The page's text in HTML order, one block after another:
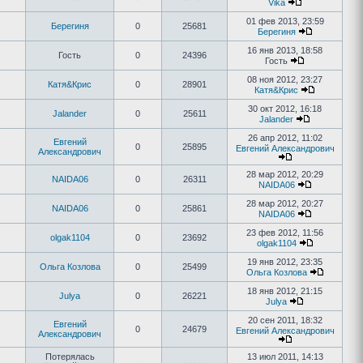
Vika
Берегиня 0 25681
01 фев 2013, 23:59
Берегиня
Гость 0 24396
16 янв 2013, 18:58
Гость
Катя&Крис 0 28901
08 ноя 2012, 23:27
Катя&Крис
Jalander 0 25611
30 окт 2012, 16:18
Jalander
Евгений
Александрович
0 25895
26 апр 2012, 11:02
Евгений Александрович
NAIDA06 0 26311
28 мар 2012, 20:29
NAIDA06
NAIDA06 0 25861
28 мар 2012, 20:27
NAIDA06
olgak1104 0 23692
23 фев 2012, 11:56
olgak1104
Ольга Козлова 0 25499
19 янв 2012, 23:35
Ольга Козлова
Julya 0 26221
18 янв 2012, 21:15
Julya
Евгений
Александрович
0 24679
20 сен 2011, 18:32
Евгений Александрович
Потерялась
13 июл 2011, 14:13